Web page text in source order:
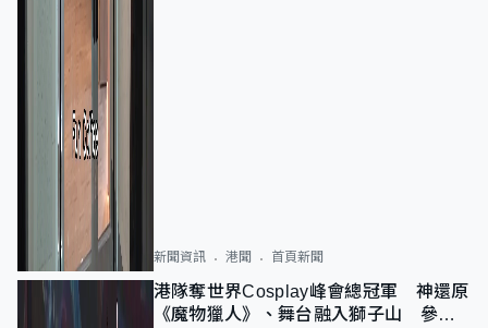
新聞資訊 港聞 首頁新聞
港隊奪世界Cosplay峰會總冠軍 神還原
《魔物獵人》、舞台融入獅子山 參賽